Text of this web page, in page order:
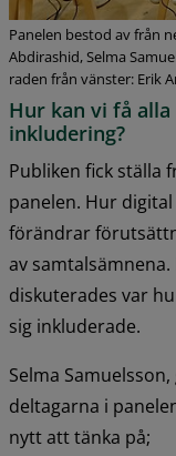
Panelen bestod av från
Abdirashid, Selma
raden från vänster: Erik
Hur kan vi få
inkludering?
Publiken fick ställa
panelen. Hur
förändrar
av
diskuterades var
sig inkluderade.
Selma
deltagarna i
nytt att tänka på;